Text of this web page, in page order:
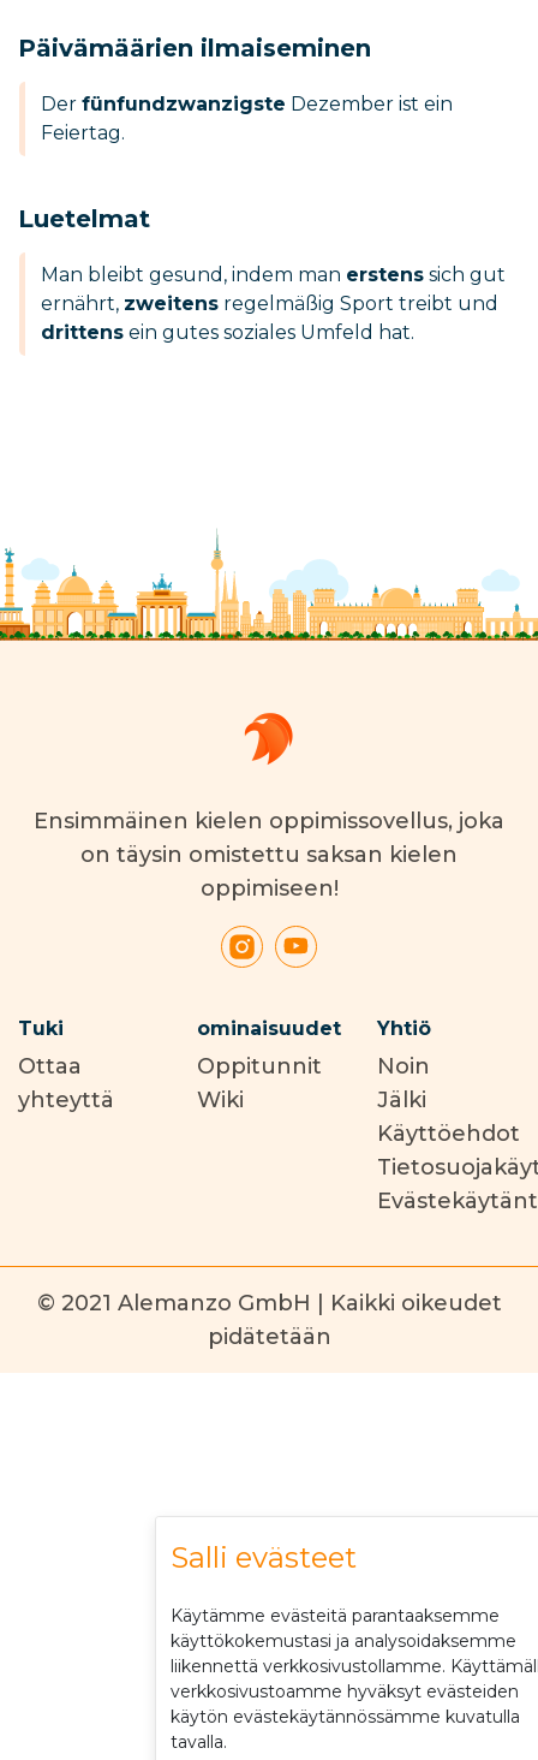
Päivämäärien ilmaiseminen
Der fünfundzwanzigste Dezember ist ein
Feiertag.
Luetelmat
Man bleibt gesund, indem man erstens sich gut
ernährt, zweitens regelmäßig Sport treibt und
drittens ein gutes soziales Umfeld hat.
Salli evästeet
Käytämme evästeitä parantaaksemme
käyttökokemustasi ja analysoidaksemme
liikennettä verkkosivustollamme.
verkkosivustoamme hyväksyt evästeiden
käytön evästekäytännössämme kuvatulla
tavalla.
Ensimmäinen kielen oppimissovellus, joka
on täysin omistettu saksan kielen
oppimiseen!
Tuki
Ottaa
yhteyttä
ominaisuudet
Oppitunnit
Wiki
Yhtiö
Noin
Jälki
Käyttöehdot
© 2021 Alemanzo GmbH | Kaikki oikeudet
pidätetään